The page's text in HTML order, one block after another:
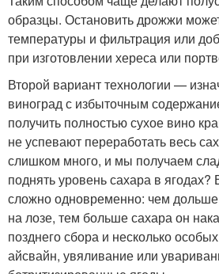
образцы. Остановить дрожжи
температуры и фильтрация или
при изготовлении хереса или
Второй вариант технологии —
виноград с избыточным
получить полностью сухое вино
не успевают переработать весь
слишком много, и мы получаем
поднять уровень сахара в ягодах?
сложно одновременно: чем дольше
на лозе, тем больше сахара он
позднего сбора и несколько
айсвайн, увяливание или